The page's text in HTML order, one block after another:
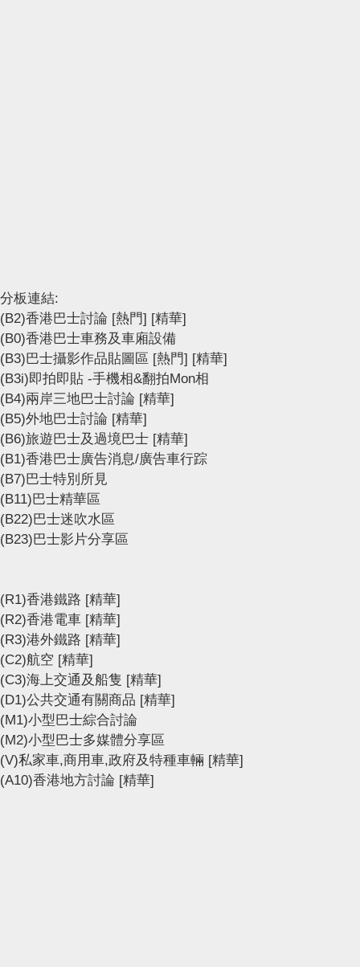
分板連結:
(B2)香港巴士討論 [熱門] [精華]
(B0)香港巴士車務及車廂設備
(B3)巴士攝影作品貼圖區 [熱門] [精華]
(B3i)即拍即貼 -手機相&翻拍Mon相
(B4)兩岸三地巴士討論 [精華]
(B5)外地巴士討論 [精華]
(B6)旅遊巴士及過境巴士 [精華]
(B1)香港巴士廣告消息/廣告車行踪
(B7)巴士特別所見
(B11)巴士精華區
(B22)巴士迷吹水區
(B23)巴士影片分享區
(R1)香港鐵路 [精華]
(R2)香港電車 [精華]
(R3)港外鐵路 [精華]
(C2)航空 [精華]
(C3)海上交通及船隻 [精華]
(D1)公共交通有關商品 [精華]
(M1)小型巴士綜合討論
(M2)小型巴士多媒體分享區
(V)私家車,商用車,政府及特種車輛 [精華]
(A10)香港地方討論 [精華]